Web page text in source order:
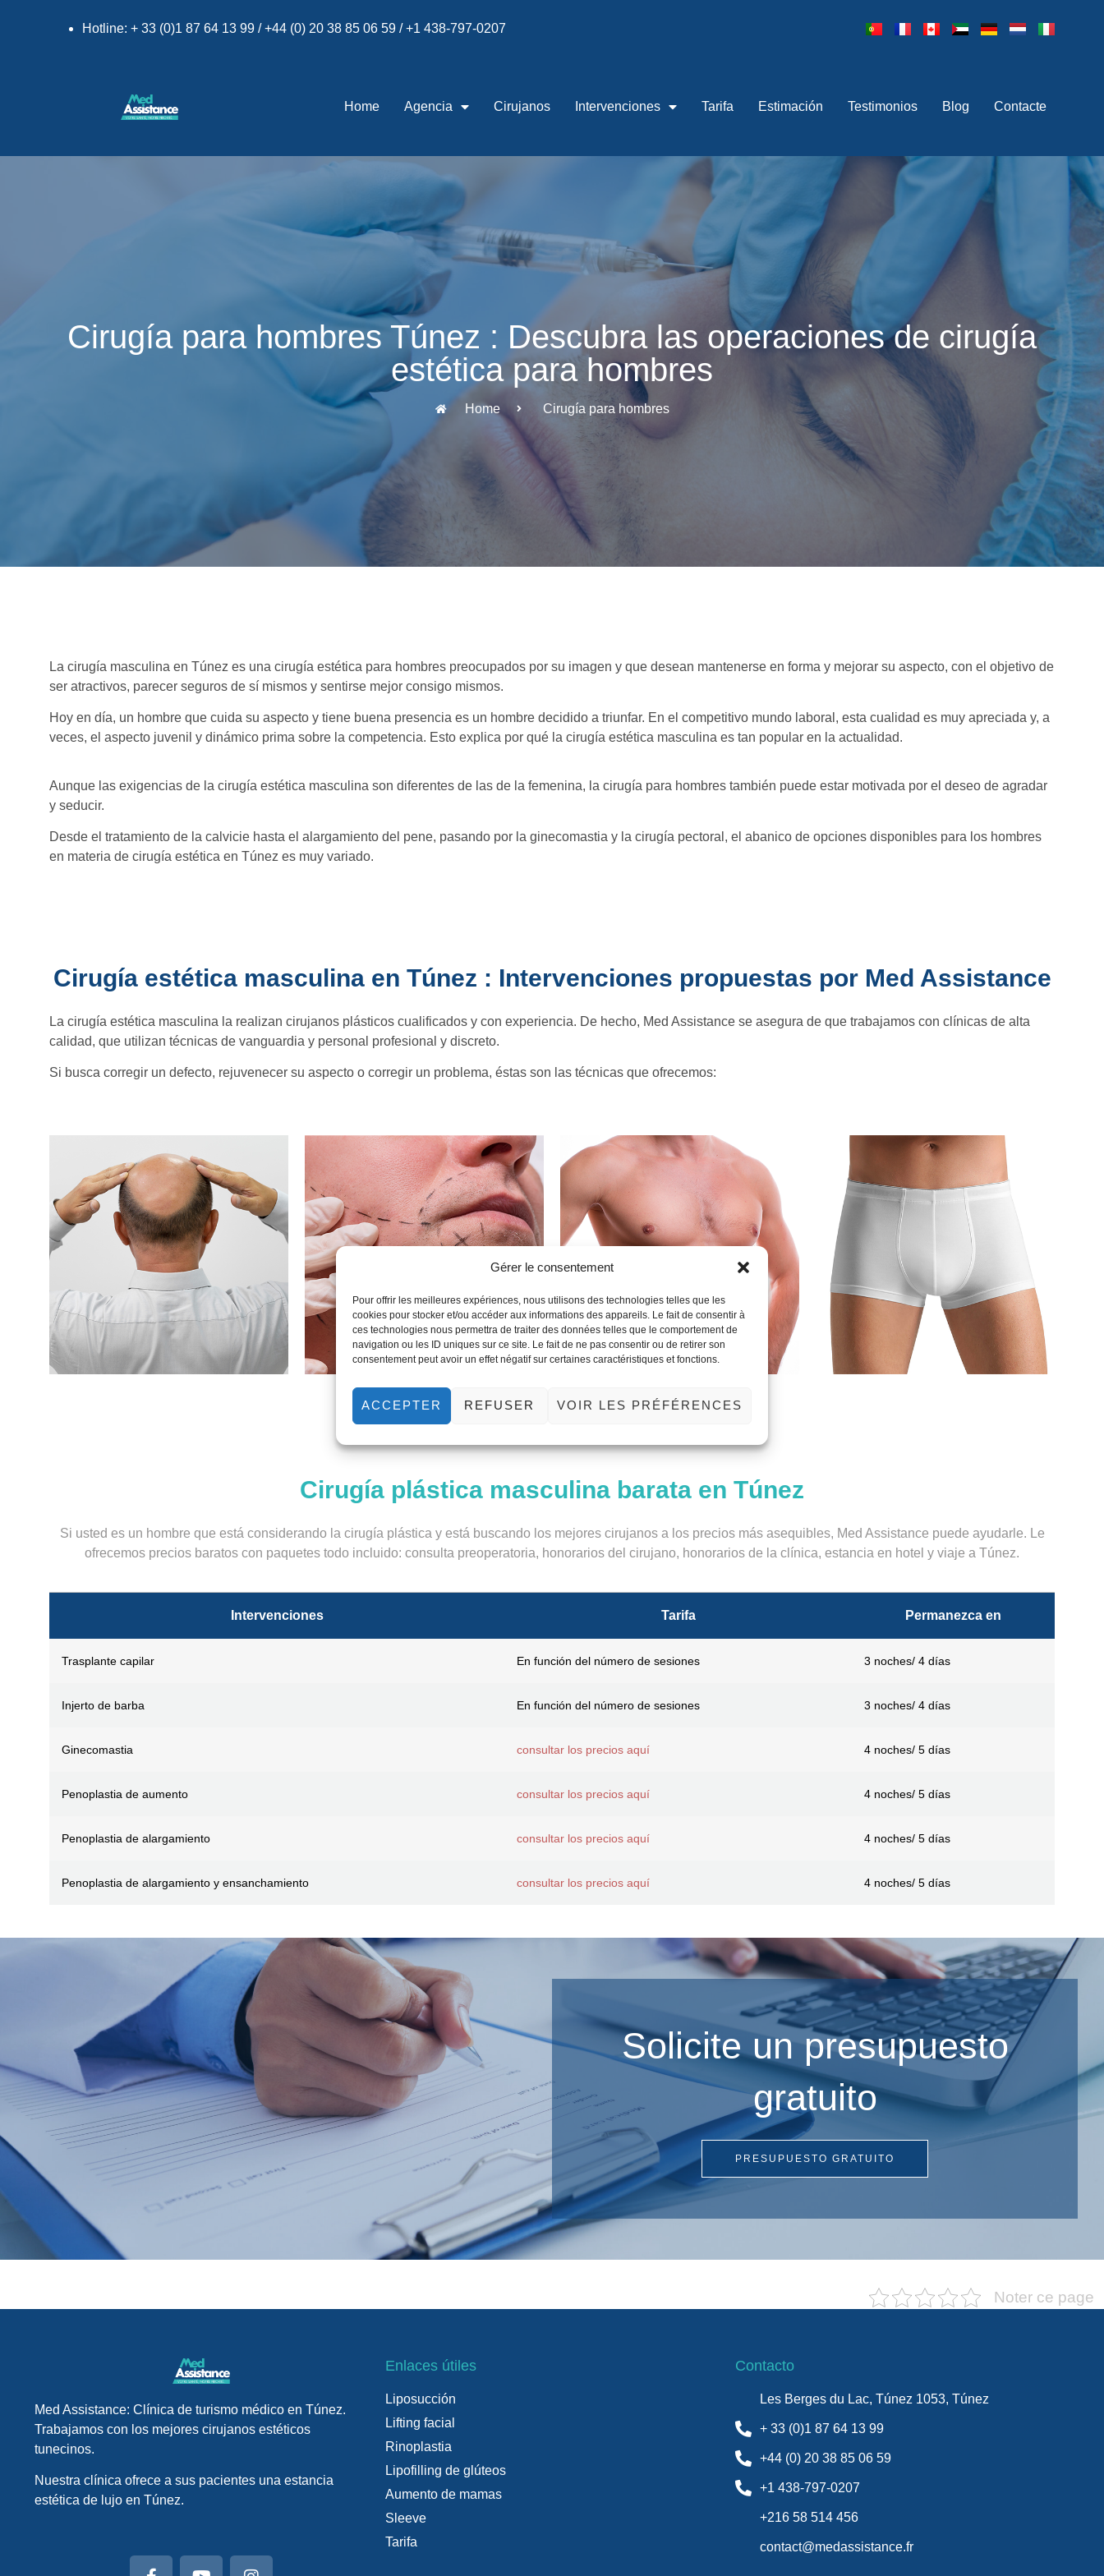
Gérer le consentement
Pour offrir les meilleures expériences, nous utilisons des technologies telles que les
cookies pour stocker et/ou accéder aux informations des appareils. Le fait de consentir à
ces technologies nous permettra de traiter des données telles que le comportement de
navigation ou les ID uniques sur ce site. Le fait de ne pas consentir ou de retirer son
consentement peut avoir un effet négatif sur certaines caractéristiques et fonctions.
ACCEPTER REFUSER VOIR LES PRÉFÉRENCES
Hotline: + 33 (0)1 87 64 13 99 / +44 (0) 20 38 85 06 59 / +1 438-797-0207
Home Agencia Cirujanos Intervenciones Tarifa Estimación Testimonios Blog Contacte
Cirugía para hombres Túnez : Descubra las operaciones de cirugía
estética para hombres
Home Cirugía para hombres
La cirugía masculina en Túnez es una cirugía estética para hombres preocupados por su imagen y que desean mantenerse en forma y mejorar su aspecto, con el objetivo de
ser atractivos, parecer seguros de sí mismos y sentirse mejor consigo mismos.
Hoy en día, un hombre que cuida su aspecto y tiene buena presencia es un hombre decidido a triunfar. En el competitivo mundo laboral, esta cualidad es muy apreciada y, a
veces, el aspecto juvenil y dinámico prima sobre la competencia. Esto explica por qué la cirugía estética masculina es tan popular en la actualidad.
Aunque las exigencias de la cirugía estética masculina son diferentes de las de la femenina, la cirugía para hombres también puede estar motivada por el deseo de agradar
y seducir.
Desde el tratamiento de la calvicie hasta el alargamiento del pene, pasando por la ginecomastia y la cirugía pectoral, el abanico de opciones disponibles para los hombres
en materia de cirugía estética en Túnez es muy variado.
Cirugía estética masculina en Túnez : Intervenciones propuestas por Med Assistance
La cirugía estética masculina la realizan cirujanos plásticos cualificados y con experiencia. De hecho, Med Assistance se asegura de que trabajamos con clínicas de alta
calidad, que utilizan técnicas de vanguardia y personal profesional y discreto.
Si busca corregir un defecto, rejuvenecer su aspecto o corregir un problema, éstas son las técnicas que ofrecemos:
Cirugía plástica masculina barata en Túnez
Si usted es un hombre que está considerando la cirugía plástica y está buscando los mejores cirujanos a los precios más asequibles, Med Assistance puede ayudarle. Le
ofrecemos precios baratos con paquetes todo incluido: consulta preoperatoria, honorarios del cirujano, honorarios de la clínica, estancia en hotel y viaje a Túnez.
Intervenciones Tarifa Permanezca en
Trasplante capilar En función del número de sesiones 3 noches/ 4 días
Injerto de barba En función del número de sesiones 3 noches/ 4 días
Ginecomastia consultar los precios aquí 4 noches/ 5 días
Penoplastia de aumento consultar los precios aquí 4 noches/ 5 días
Penoplastia de alargamiento consultar los precios aquí 4 noches/ 5 días
Penoplastia de alargamiento y ensanchamiento consultar los precios aquí 4 noches/ 5 días
Solicite un presupuesto
gratuito
PRESUPUESTO GRATUITO
Noter ce page
Med Assistance: Clínica de turismo médico en Túnez.
Trabajamos con los mejores cirujanos estéticos
tunecinos.
Nuestra clínica ofrece a sus pacientes una estancia
estética de lujo en Túnez.
Enlaces útiles
Liposucción
Lifting facial
Rinoplastia
Lipofilling de glúteos
Aumento de mamas
Sleeve
Tarifa
Contacto
Les Berges du Lac, Túnez 1053, Túnez
+ 33 (0)1 87 64 13 99
+44 (0) 20 38 85 06 59
+1 438-797-0207
+216 58 514 456
contact@medassistance.fr